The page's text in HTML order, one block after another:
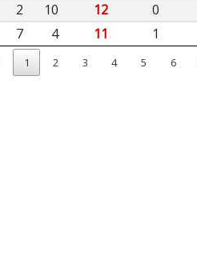
2 10 12 0
7 4 11 1
1 2 3 4 5 6